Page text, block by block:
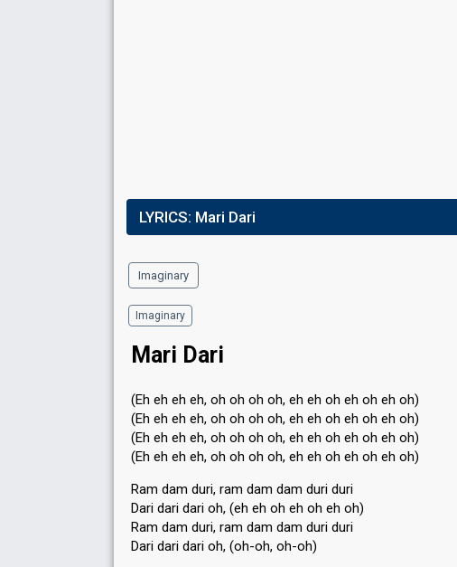
LYRICS: Mari Dari
Imaginary
Imaginary
Mari Dari
(Eh eh eh eh, oh oh oh oh, eh eh oh eh oh eh oh)
(Eh eh eh eh, oh oh oh oh, eh eh oh eh oh eh oh)
(Eh eh eh eh, oh oh oh oh, eh eh oh eh oh eh oh)
(Eh eh eh eh, oh oh oh oh, eh eh oh eh oh eh oh)
Ram dam duri, ram dam dam duri duri
Dari dari dari oh, (eh eh oh eh oh eh oh)
Ram dam duri, ram dam dam duri duri
Dari dari dari oh, (oh-oh, oh-oh)